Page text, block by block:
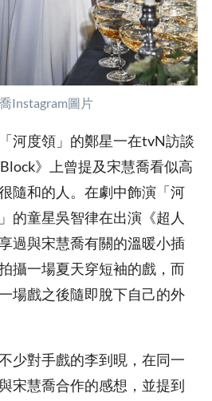
Instagram圖片
河度領」的鄭星一在tvN訪談
》上曾提及宋慧喬看似高
隨和的人。在劇中飾演「河
的童星吳智律在出演《超人
過與宋慧喬有關的溫暖小插
攝一場夏天穿短袖的戲，而
場戲之後隨即脫下自己的外
少對手戲的李到晛，在同一
宋慧喬合作的感想，並提到